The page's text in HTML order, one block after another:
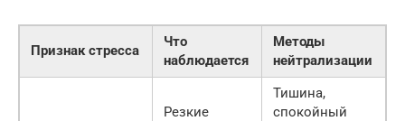
Признак стресса
Что
наблюдается
Методы
нейтрализации
Резкие
Тишина,
спокойный